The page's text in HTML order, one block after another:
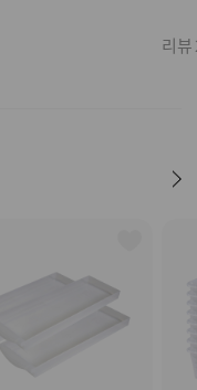
리뷰